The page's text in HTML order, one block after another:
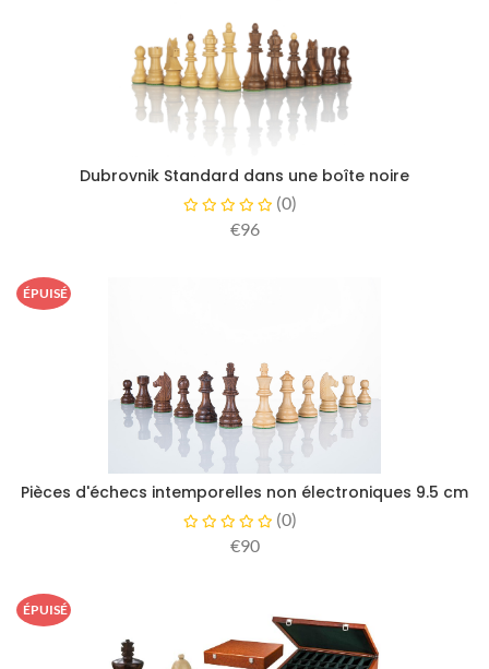
Dubrovnik Standard dans une boîte noire
(0)
€96
ÉPUISÉ
Pièces d'échecs intemporelles non électroniques 9.5 cm
(0)
€90
ÉPUISÉ